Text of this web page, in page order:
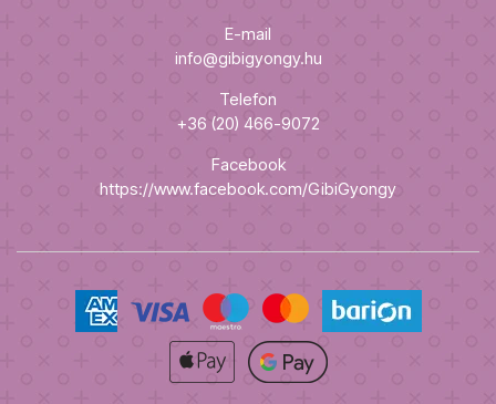
E-mail
info@gibigyongy.hu
Telefon
+36 (20) 466-9072
Facebook
https://www.facebook.com/GibiGyongy